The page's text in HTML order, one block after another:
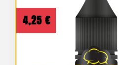
4,25 €